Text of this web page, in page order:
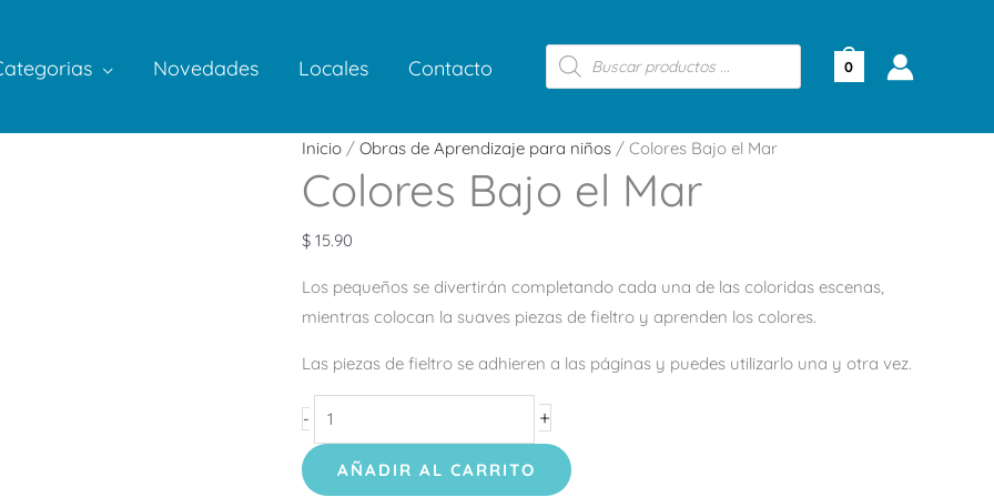
Novedades Locales Contacto
Búsqueda
de
productos
0
Inicio / Obras de Aprendizaje para niños / Colores Bajo el Mar
Colores Bajo el Mar
$ 15.90
Los pequeños se divertirán completando cada una de las coloridas escenas,
mientras colocan la suaves piezas de fieltro y aprenden los colores.
Las piezas de fieltro se adhieren a las páginas y puedes utilizarlo una y otra vez.
-
Colores
Bajo
el
Mar
+
AÑADIR AL CARRITO